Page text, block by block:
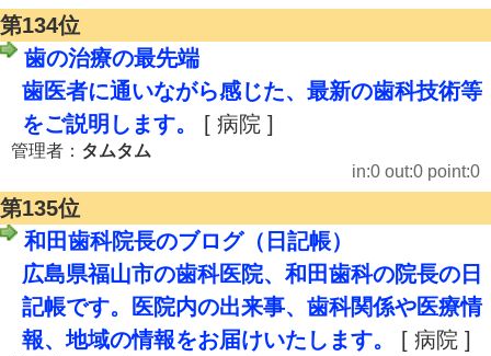
第134位
歯の治療の最先端
歯医者に通いながら感じた、最新の歯科技術等
をご説明します。
[ 病院 ]
管理者： タムタム
in:0 out:0 point:0
第135位
和田歯科院長のブログ（日記帳）
広島県福山市の歯科医院、和田歯科の院長の日
記帳です。医院内の出来事、歯科関係や医療情
報、地域の情報をお届けいたします。
[ 病院 ]